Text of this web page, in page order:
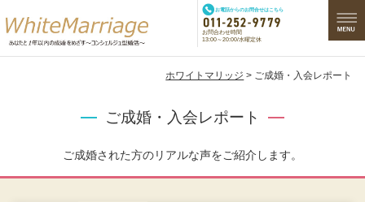
お電話からのお問合せはこちら
お問合わせ時間
13:00～20:00/水曜定休
ホワイトマリッジ > ご成婚・入会レポート
ご成婚・入会レポート
ご成婚された方のリアルな声をご紹介します。